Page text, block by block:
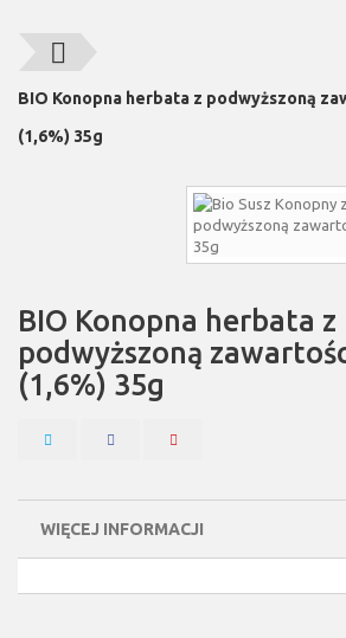
BIO Konopna herbata z podwyższoną
(1,6%) 35g
BIO Konopna herbata z
podwyższoną
(1,6%) 35g
WIĘCEJ INFORMACJI